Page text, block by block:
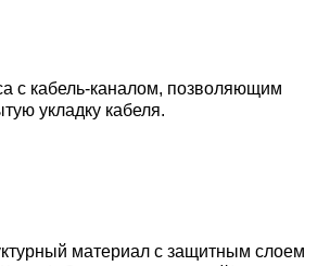
с кабель-каналом, позволяющим
укладку кабеля.
материал с защитным слоем